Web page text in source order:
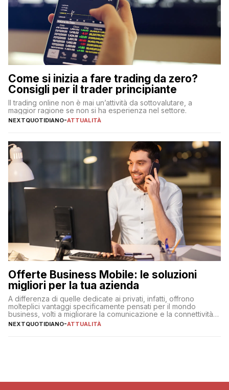
Come si inizia a fare trading da zero?
Consigli per il trader principiante
Il trading online non è mai un’attività da sottovalutare, a
maggior ragione se non si ha esperienza nel settore.
NEXTQUOTIDIANO-ATTUALITÀ
Offerte Business Mobile: le soluzioni
migliori per la tua azienda
A differenza di quelle dedicate ai privati, infatti, offrono
molteplici vantaggi specificamente pensati per il mondo
business, volti a migliorare la comunicazione e la connettività
degli utenti
NEXTQUOTIDIANO-ATTUALITÀ